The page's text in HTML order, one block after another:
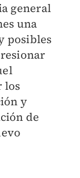
general
una
posibles
los
y
de